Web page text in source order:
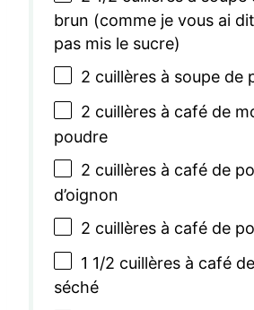
brun (comme je vous ai dit
pas mis le sucre)
2 cuillères à soupe de
2 cuillères à café de
poudre
2 cuillères à café de
d’oignon
2 cuillères à café de
1 1/2 cuillères à café
séché